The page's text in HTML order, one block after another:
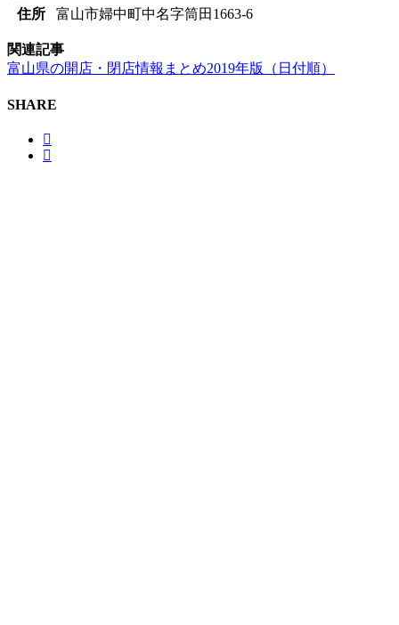
住所
富山市婦中町中名字筒田1663-6
関連記事
富山県の開店・閉店情報まとめ2019年版（日付順）
SHARE